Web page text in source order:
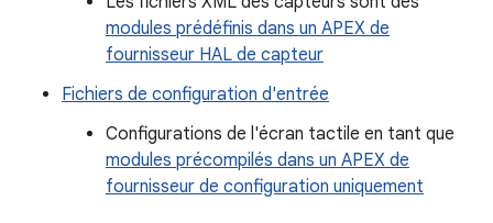
modules prédéfinis dans un APEX de
fournisseur HAL de capteur
Fichiers de configuration d'entrée
Configurations de l'écran tactile en tant que
modules précompilés dans un APEX de
fournisseur de configuration uniquement